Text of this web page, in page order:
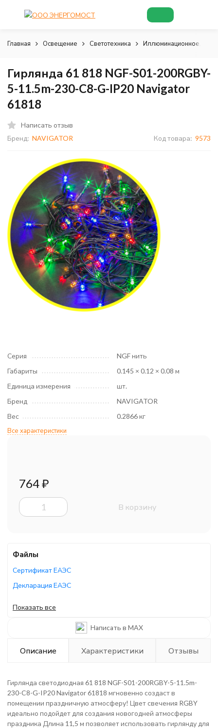
Главная Освещение Светотехника Иллюминационное,
Гирлянда 61 818 NGF-S01-200RGBY-
5-11.5m-230-C8-G-IP20 Navigator
61818
Написать отзыв
Бренд: NAVIGATOR Код товара: 9573
Серия
NGF нить
Габариты
0.145 × 0.12 × 0.08 м
Единица измерения
шт.
Бренд
NAVIGATOR
Вес
0.2866 кг
Все характеристики
764₽
В корзину
Файлы
Сертификат ЕАЭС
Декларация ЕАЭС
Руководство по эксплуатации
Показать все
Написать в MAX
Описание Характеристики Отзывы
Гирлянда светодиодная 61 818 NGF-S01-200RGBY-5-11.5m-
230-C8-G-IP20 Navigator 61818 мгновенно создаст в
помещении праздничную атмосферу! Цвет свечения RGBY
идеально подойдет для создания новогодней атмосферы
праздника Длина 11,5 м позволяет использовать гирлянду для